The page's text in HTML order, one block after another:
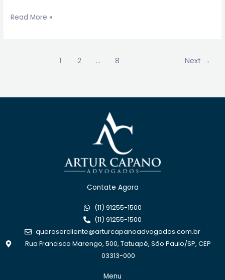
Read More »
1 2 … 8 Next →
Contate Agora
(11) 91255-1500
(11) 91255-1500
querosercliente@arturcapanoadvogados.com.br
Rua Francisco Marengo, 500, Tatuapé, São Paulo/SP, CEP
03313-000
Menu